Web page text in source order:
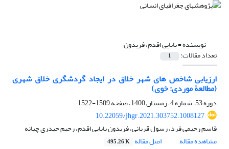
نویسنده =بابایی اقدم، فریدون
تعداد مقالات: 1
ارزیابی شاخص ‏های شهر خلاق در ایجاد گردشگری خلاق شهری
(مطالعة موردی: خوی)
دوره 53، شماره 4، زمستان 1400، صفحه
1509-1522
10.22059/jhgr.2021.303752.1008127
قاسم رحیمی فرد، رسول قربانی، فریدون بابایی اقدم، رحیم حیدری چیانه
مشاهده مقاله
اصل مقاله 495.26 K